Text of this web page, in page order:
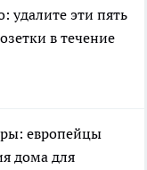
удалите эти пять
в течение
европейцы
дома для